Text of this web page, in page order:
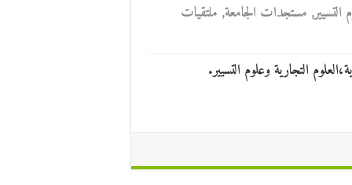
, مستجدات الجامعة, ملتقيات